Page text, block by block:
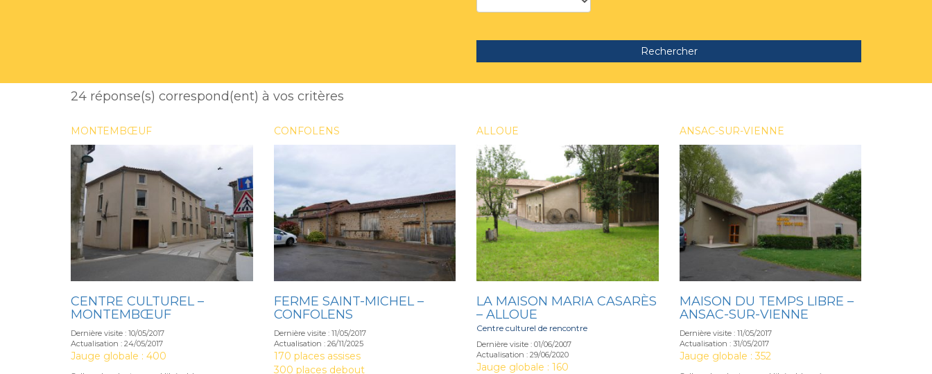
Rechercher
24 réponse(s) correspond(ent) à vos critères
MONTEMBŒUF
CENTRE CULTUREL –
MONTEMBŒUF
Dernière visite : 10/05/2017
Actualisation : 24/05/2017
Jauge globale : 400
CONFOLENS
FERME SAINT-MICHEL –
CONFOLENS
Dernière visite : 11/05/2017
Actualisation : 26/11/2025
170 places assises
300 places debout
ALLOUE
LA MAISON MARIA CASARÈS
– ALLOUE
Centre culturel de rencontre
Dernière visite : 01/06/2007
Actualisation : 29/06/2020
Jauge globale : 160
ANSAC-SUR-VIENNE
MAISON DU TEMPS LIBRE –
ANSAC-SUR-VIENNE
Dernière visite : 11/05/2017
Actualisation : 31/05/2017
Jauge globale : 352